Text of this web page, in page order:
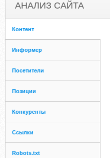
АНАЛИЗ САЙТА
Контент
Информер
Посетители
Позиции
Конкуренты
Ссылки
Robots.txt